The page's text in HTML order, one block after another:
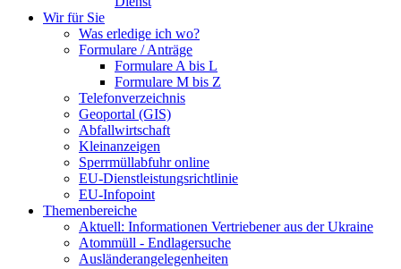
Wir für Sie
Was erledige ich wo?
Formulare / Anträge
Formulare A bis L
Formulare M bis Z
Telefonverzeichnis
Geoportal (GIS)
Abfallwirtschaft
Kleinanzeigen
Sperrmüllabfuhr online
EU-Dienstleistungsrichtlinie
EU-Infopoint
Themenbereiche
Aktuell: Informationen Vertriebener aus der Ukraine
Atommüll - Endlagersuche
Ausländerangelegenheiten